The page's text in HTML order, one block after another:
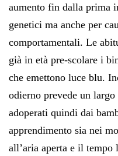
aumento fin dalla prima
genetici ma anche per
comportamentali. Le
già in età pre-scolare i
che emettono luce blu.
odierno prevede un
adoperati quindi dai
apprendimento sia nei
all’aria aperta e il tempo